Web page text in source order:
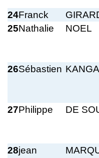
24Franck
25Nathalie NOEL
26Sébastien KANGA
27Philippe DE
28jean